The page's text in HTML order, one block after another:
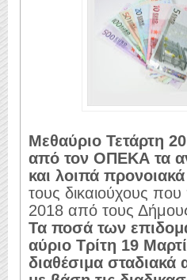
Μεθαύριο Τετάρτη
από τον ΟΠΕΚΑ τα
και λοιπά
τους δικαιούχους
2018 από τους Δήμους
Τα ποσά των
αύριο Τρίτη 19
διαθέσιμα